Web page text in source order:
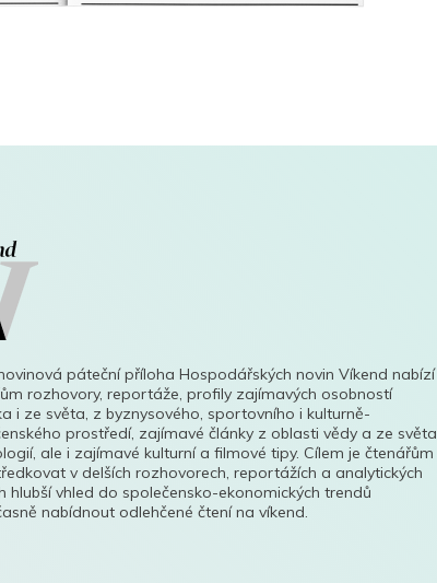
páteční příloha Hospodářských novin Víkend nabízí
rozhovory, reportáže, profily zajímavých osobností
i ze světa, z byznysového, sportovního i kulturně-
prostředí, zajímavé články z oblasti vědy a ze světa
ale i zajímavé kulturní a filmové tipy. Cílem je čtenářům
v delších rozhovorech, reportážích a analytických
hlubší vhled do společensko-ekonomických trendů
nabídnout odlehčené čtení na víkend.